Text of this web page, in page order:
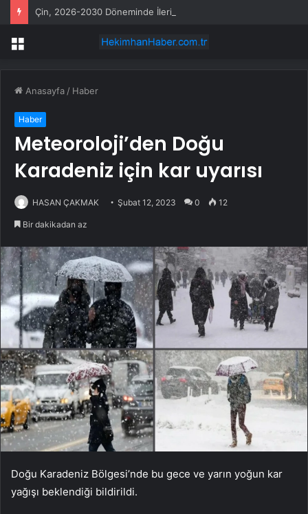
Menü
Anasayfa / Haber
Haber
Meteoroloji’den Doğu
Karadeniz için kar uyarısı
HASAN ÇAKMAK Şubat 12, 2023 0 12
Bir dakikadan az
Doğu Karadeniz Bölgesi’nde bu gece ve yarın yoğun kar
yağışı beklendiği bildirildi.